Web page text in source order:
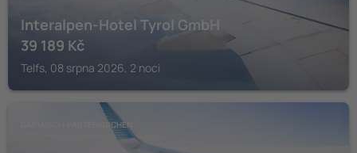
Interalpen-Hotel Tyrol GmbH
39 189 Kč
Telfs, 08 srpna 2026, 2 noci
GARMISCH-PARTENKIRCHEN